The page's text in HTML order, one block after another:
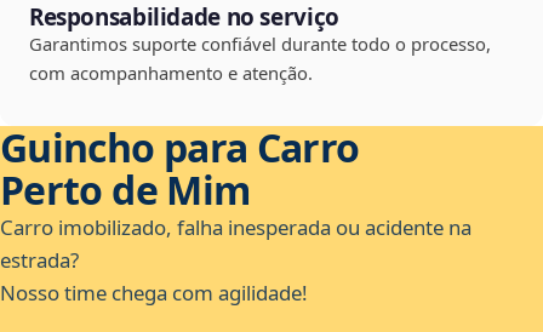
Responsabilidade no serviço
Garantimos suporte confiável durante todo o processo,
com acompanhamento e atenção.
Guincho para Carro
Perto de Mim
Carro imobilizado, falha inesperada ou acidente na
estrada?
Nosso time chega com agilidade!